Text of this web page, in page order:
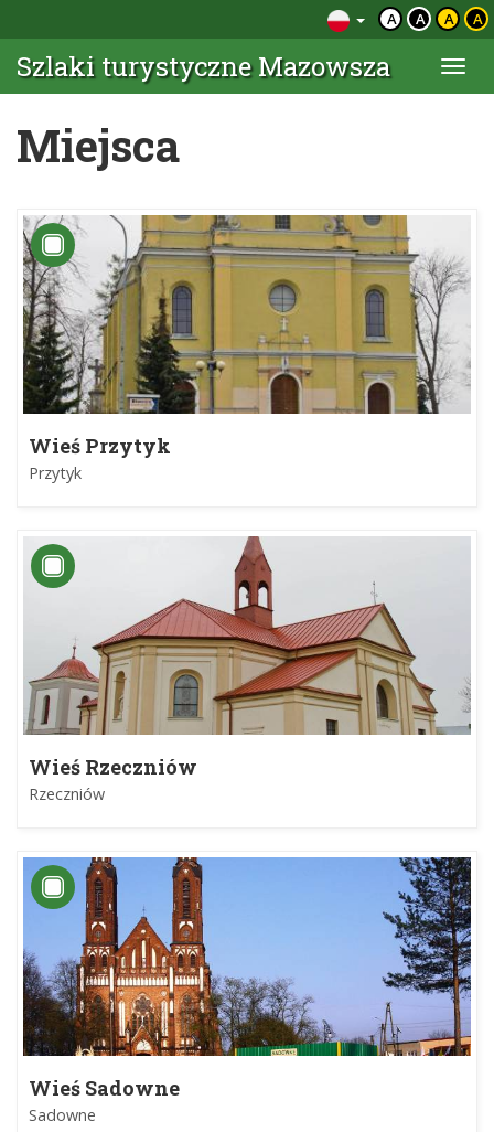
A A A A
Szlaki turystyczne Mazowsza
Miejsca
Wieś Przytyk
Przytyk
Wieś Rzeczniów
Rzeczniów
Wieś Sadowne
Sadowne